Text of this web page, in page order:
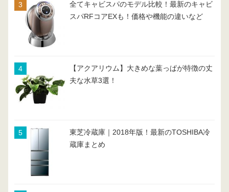
全てキャビスパのモデル比較！最新のキャビ
スパRFコアEXも！価格や機能の違いなど
【アクアリウム】大きめな葉っぱが特徴の丈
夫な水草3選！
東芝冷蔵庫｜2018年版！最新のTOSHIBA冷
蔵庫まとめ